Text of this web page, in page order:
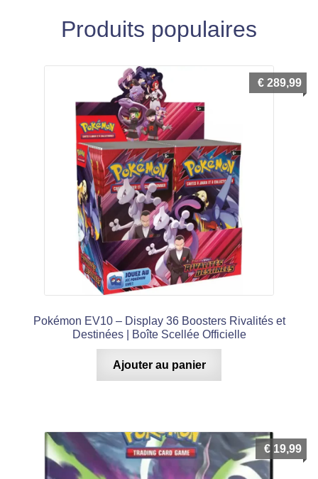
Produits populaires
Pokémon EV10 – Display 36 Boosters Rivalités et
Destinées | Boîte Scellée Officielle
€ 289,99
Ajouter au panier
€ 19,99